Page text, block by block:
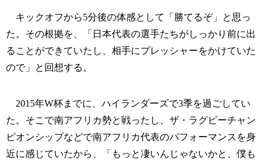
キックオフから5分後の体感として「勝てるぞ」と思っ
た。その根拠を、「日本代表の選手たちがしっかり前に出
ることができていたし、相手にプレッシャーをかけていた
ので」と回想する。
2015年W杯までに、ハイランダーズで3季を過ごしてい
た。そこで南アフリカ勢と戦ったし、ザ・ラグビーチャン
ピオンシップなどで南アフリカ代表のパフォーマンスを身
近に感じていたから、「もっと凄いんじゃないかと、僕も